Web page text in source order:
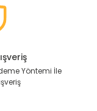
Yöntemi İle